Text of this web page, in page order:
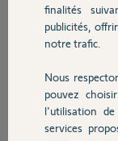
Domotique
Chauffage
Autres
Richard
richard
finalités
publicités,
notre trafic.
Nous
pouvez
l'utilisation
services